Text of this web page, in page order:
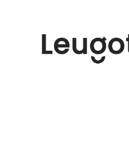
navigation